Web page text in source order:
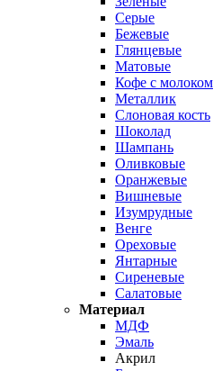
Серые
Бежевые
Глянцевые
Матовые
Кофе с молоком
Металлик
Слоновая кость
Шоколад
Шампань
Оливковые
Оранжевые
Вишневые
Изумрудные
Венге
Ореховые
Янтарные
Сиреневые
Салатовые
Материал
МДФ
Эмаль
Акрил